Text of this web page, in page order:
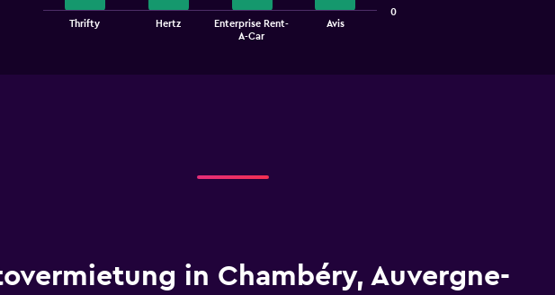
The
Y
axis
Thrifty Hertz
Enterprise Rent-
A-Car
Avis
0
in Chambéry, Auvergne-